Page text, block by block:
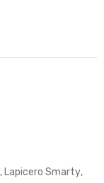
, Lapicero Smarty,